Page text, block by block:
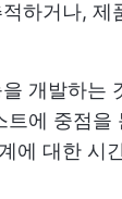
하거나, 제
개발하는
트에 중점을
에 대한 시